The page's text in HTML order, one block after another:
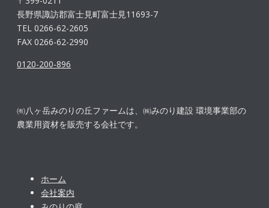
長野県諏訪郡富士見町富士見11693-7
TEL 0266-62-2605
FAX 0266-62-2990
0120-200-896
㈲八ヶ岳みのりの丘ファームは、㈱みのり建設 環境事業部の
農業用資材を販売する会社です。
ホーム
会社案内